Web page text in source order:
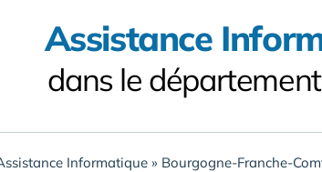
Assistance
dans le
Informatique » Bourgogne-Franche-